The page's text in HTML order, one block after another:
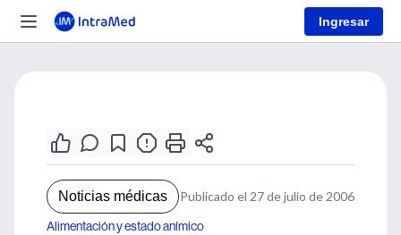
Ingresar
Noticias médicas Publicado el 27 de julio de 2006
Alimentación y estado anímico